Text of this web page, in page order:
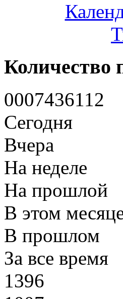
Количество
0007436112
Сегодня
Вчера
На неделе
На прошлой
В этом
В прошлом
За все время
1396